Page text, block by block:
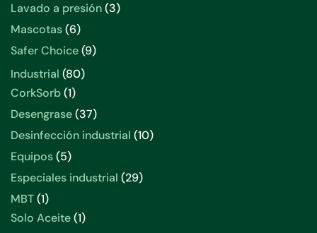
Lavado a presión 3
Mascotas 6
Safer Choice 9
Industrial 80
CorkSorb 1
Desengrase 37
Desinfección industrial 10
Equipos 5
Especiales industrial 29
MBT 1
Solo Aceite 1